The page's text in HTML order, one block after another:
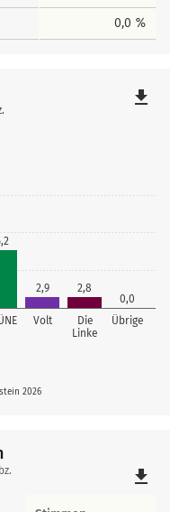
0,0 %
Volt
Die
Linke
Übrige
2,9
2,8
0,0
2026
file_download
file_download